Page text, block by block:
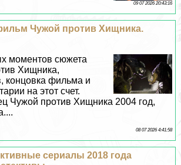
09 07 2026 20:43:16
Чужой против Хищника.
моментов сюжета
Хищника,
концовка фильма и
на этот счет.
Чужой против Хищника 2004 год,
08 07 2026 4:41:58
сериалы 2018 года